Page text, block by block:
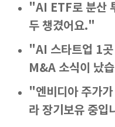
"AI ETF로 분산
두 챙겼어요."
"AI 스타트업 1곳
M&A 소식이 났
"엔비디아 주가가
라 장기보유 중입